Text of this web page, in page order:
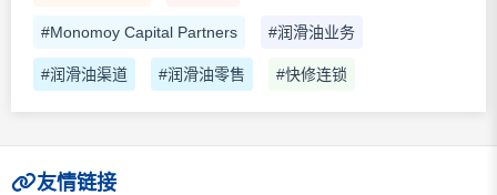
#Monomoy Capital Partners #润滑油业务
#润滑油渠道 #润滑油零售 #快修连锁
友情链接